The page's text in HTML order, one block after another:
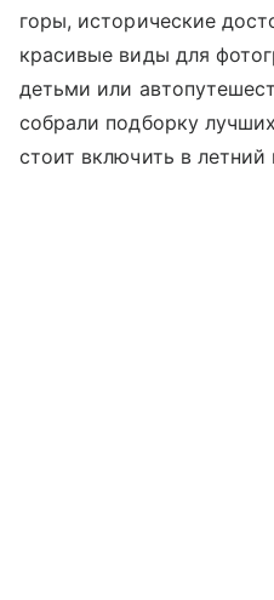
горы, исторические
красивые виды для
детьми или
собрали подборку
стоит включить в